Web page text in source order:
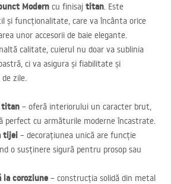
Modern cu finisaj titan. Este
și funcționalitate, care va încânta orice
unor accesorii de baie elegante.
calitate, cuierul nu doar va sublinia
ci va asigura și fiabilitate și
zile.
titan – oferă interiorului un caracter brut,
perfect cu armăturile moderne încastrate.
tijei – decorațiunea unică are funcție
o susținere sigură pentru prosop sau
la coroziune – construcția solidă din metal